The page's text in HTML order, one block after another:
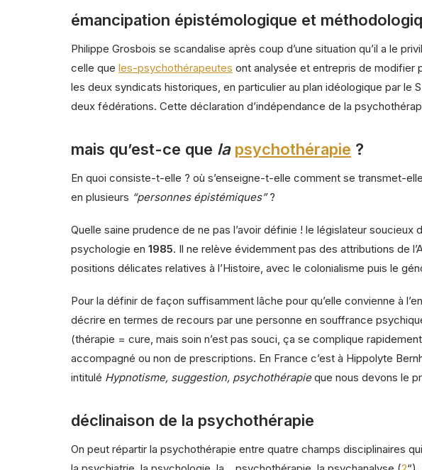
émancipation épistémologique et
Philippe Grosbois se scandalise après coup d’une situation qu’il a le
celle que les-psychothérapeutes ont analysée et entrepris de modifier
les deux syndicats historiques, en particulier au plan idéologique par le
deux fédérations. Cette déclaration d’indépendance de la
mais qu’est-ce que la psychothérapie ?
En quoi consiste-t-elle ? où s’enseigne-t-elle comment se transmet-
en plusieurs “personnes épistémiques”?
Quelle saine prudence de ne pas l’avoir définie ! le législateur
psychologie en 1985. Il ne relève évidemment pas des attributions de
positions délicates relatives à l’Histoire, avec le colonialisme puis le
Pour la définir de façon suffisamment lâche pour qu’elle convienne à
décrire en termes de recours par une personne en souffrance
(thérapie = cure, mais soin n’est pas souci, ça se complique
accompagné ou non de prescriptions. En France c’est à Hippolyte
intitulé Hypnotisme, suggestion, psychothérapieque nous devons le
déclinaison de la psychothérapie
On peut répartir la psychothérapie entre quatre champs disciplinaires